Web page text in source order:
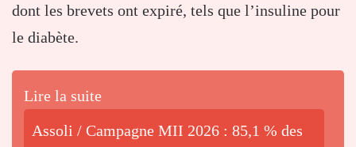
dont les brevets ont expiré, tels que l’insuline pour
le diabète.
Lire la suite
Assoli / Campagne MII 2026 : 85,1 % des